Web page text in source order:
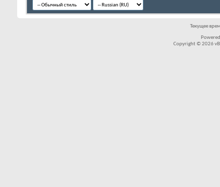
Текущее
Copyright © 2026